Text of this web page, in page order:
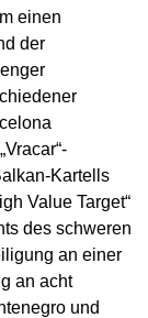
einen
der
Kartells
Value Target“
des schweren
an einer
an acht
und